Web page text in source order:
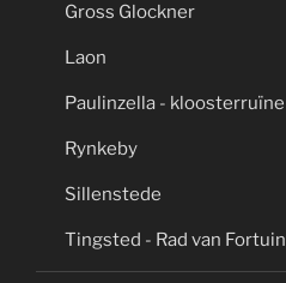
Gross Glockner
Laon
Paulinzella - kloosterruïne
Rynkeby
Sillenstede
Tingsted - Rad van Fortuin